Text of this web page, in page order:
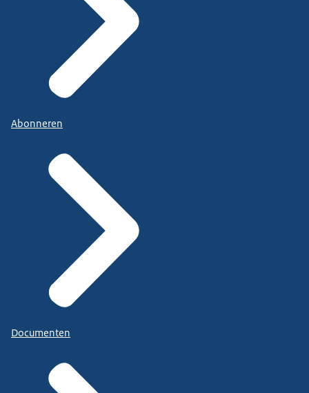
Abonneren
Documenten